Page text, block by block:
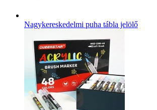
Nagykereskedelmi puha tábla jelölő